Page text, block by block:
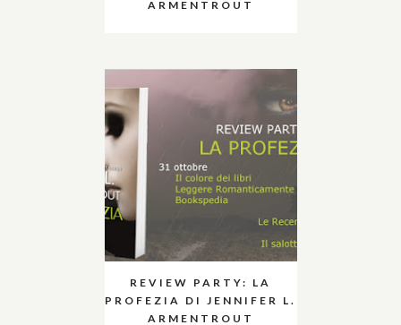
ARMENTROUT
REVIEW PARTY: LA
PROFEZIA DI JENNIFER L.
ARMENTROUT